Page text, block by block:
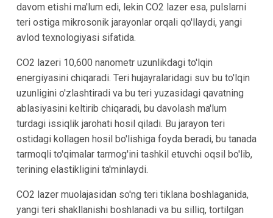
davom etishi ma'lum edi, lekin CO2 lazer esa, pulslarni
teri ostiga mikrosonik jarayonlar orqali qo'llaydi, yangi
avlod texnologiyasi sifatida.
CO2 lazeri 10,600 nanometr uzunlikdagi to'lqin
energiyasini chiqaradi. Teri hujayralaridagi suv bu to'lqin
uzunligini o'zlashtiradi va bu teri yuzasidagi qavatning
ablasiyasini keltirib chiqaradi, bu davolash ma'lum
turdagi issiqlik jarohati hosil qiladi. Bu jarayon teri
ostidagi kollagen hosil bo'lishiga foyda beradi, bu tanada
tarmoqli to'qimalar tarmog'ini tashkil etuvchi oqsil bo'lib,
terining elastikligini ta'minlaydi.
CO2 lazer muolajasidan so'ng teri tiklana boshlaganida,
yangi teri shakllanishi boshlanadi va bu silliq, tortilgan